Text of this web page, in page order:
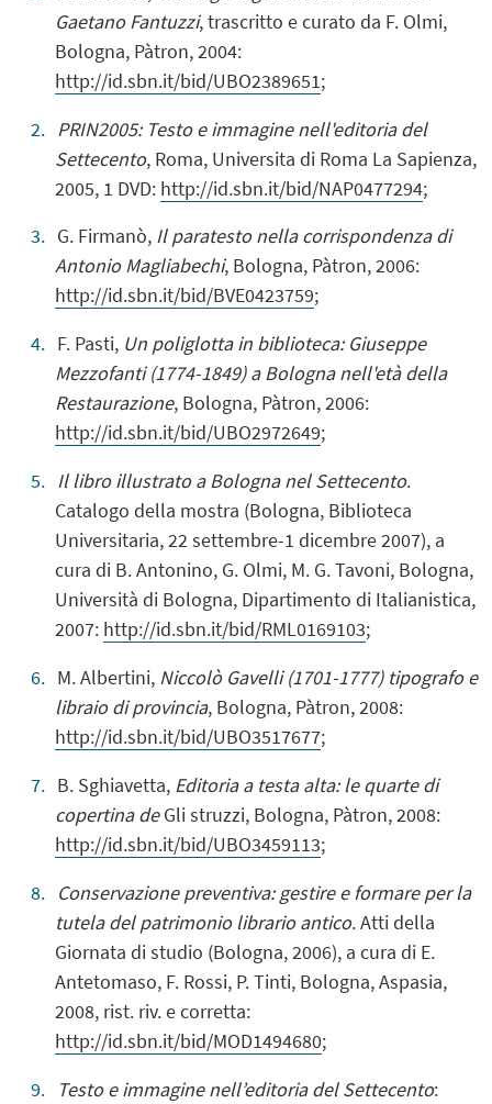
Gaetano Fantuzzi, trascritto e curato da F. Olmi,
Bologna, Pàtron, 2004:
http://id.sbn.it/bid/UBO2389651;
PRIN2005: Testo e immagine nell'editoria del
Settecento, Roma, Universita di Roma La Sapienza,
2005, 1 DVD: http://id.sbn.it/bid/NAP0477294;
G. Firmanò, Il paratesto nella corrispondenza di
Antonio Magliabechi, Bologna, Pàtron, 2006:
http://id.sbn.it/bid/BVE0423759;
F. Pasti, Un poliglotta in biblioteca: Giuseppe
Mezzofanti (1774-1849) a Bologna nell'età della
Restaurazione, Bologna, Pàtron, 2006:
http://id.sbn.it/bid/UBO2972649;
Il libro illustrato a Bologna nel Settecento.
Catalogo della mostra (Bologna, Biblioteca
Universitaria, 22 settembre-1 dicembre 2007), a
cura di B. Antonino, G. Olmi, M. G. Tavoni, Bologna,
Università di Bologna, Dipartimento di Italianistica,
2007: http://id.sbn.it/bid/RML0169103;
M. Albertini, Niccolò Gavelli (1701-1777) tipografo e
libraio di provincia, Bologna, Pàtron, 2008:
http://id.sbn.it/bid/UBO3517677;
B. Sghiavetta, Editoria a testa alta: le quarte di
copertina deGli struzzi, Bologna, Pàtron, 2008:
http://id.sbn.it/bid/UBO3459113;
Conservazione preventiva: gestire e formare per la
tutela del patrimonio librario antico. Atti della
Giornata di studio (Bologna, 2006), a cura di E.
Antetomaso, F. Rossi, P. Tinti, Bologna, Aspasia,
2008, rist. riv. e corretta:
http://id.sbn.it/bid/MOD1494680;
Testo e immagine nell’editoria del Settecento: